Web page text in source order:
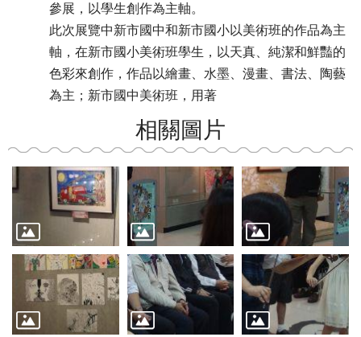
參展，以學生創作為主軸。
此次展覽中新市國中和新市國小以美術班的作品為主
軸，在新市國小美術班學生，以天真、純潔和鮮豔的
色彩來創作，作品以繪畫、水墨、漫畫、書法、陶藝
為主；新市國中美術班，用著
相關圖片